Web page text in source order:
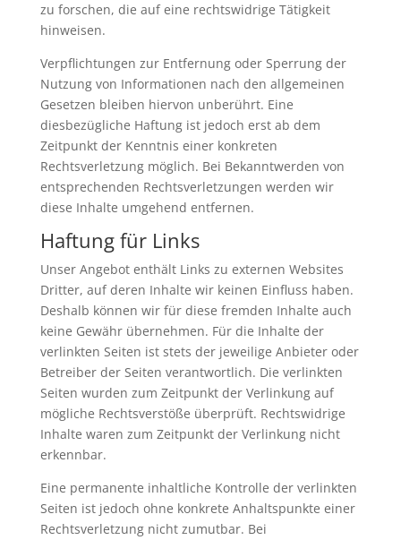
zu forschen, die auf eine rechtswidrige Tätigkeit
hinweisen.
Verpflichtungen zur Entfernung oder Sperrung der
Nutzung von Informationen nach den allgemeinen
Gesetzen bleiben hiervon unberührt. Eine
diesbezügliche Haftung ist jedoch erst ab dem
Zeitpunkt der Kenntnis einer konkreten
Rechtsverletzung möglich. Bei Bekanntwerden von
entsprechenden Rechtsverletzungen werden wir
diese Inhalte umgehend entfernen.
Haftung für Links
Unser Angebot enthält Links zu externen Websites
Dritter, auf deren Inhalte wir keinen Einfluss haben.
Deshalb können wir für diese fremden Inhalte auch
keine Gewähr übernehmen. Für die Inhalte der
verlinkten Seiten ist stets der jeweilige Anbieter oder
Betreiber der Seiten verantwortlich. Die verlinkten
Seiten wurden zum Zeitpunkt der Verlinkung auf
mögliche Rechtsverstöße überprüft. Rechtswidrige
Inhalte waren zum Zeitpunkt der Verlinkung nicht
erkennbar.
Eine permanente inhaltliche Kontrolle der verlinkten
Seiten ist jedoch ohne konkrete Anhaltspunkte einer
Rechtsverletzung nicht zumutbar. Bei